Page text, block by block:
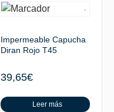
Impermeable Capucha
Diran Rojo T45
39,65€
Leer más